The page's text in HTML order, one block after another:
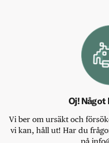
Oj!
Vi ber om ursäkt och
vi kan, håll ut! Har du